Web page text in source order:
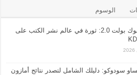
الوسوم
تحديثات بوك بولت 2.0: ثورة في عالم نشر الكتب على
سودوكو: دليلك الشامل لتصدر نتائج أمازون